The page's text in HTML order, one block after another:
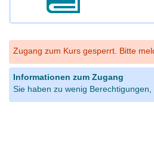
Zugang zum Kurs gesperrt. Bitte
Informationen zum Zugang
Sie haben zu wenig